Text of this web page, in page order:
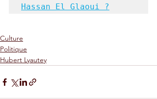
Hassan El Glaoui ?
Culture
Politique
Hubert Lyautey